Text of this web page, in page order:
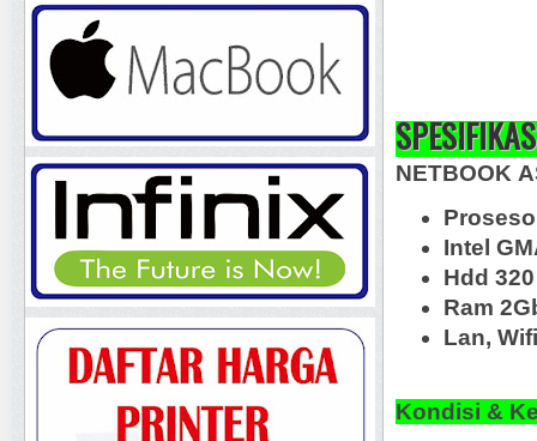
NETBOOK
Intel
Hdd 320
Ram
Lan,
Kondisi &